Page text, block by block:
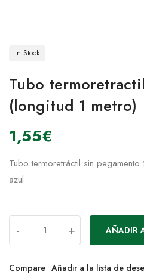
In Stock
Tubo
(longitud 1 metro)
1,55€
Tubo termoretráctil sin
azul
- + AÑADIR
Compare Añadir a la lista de